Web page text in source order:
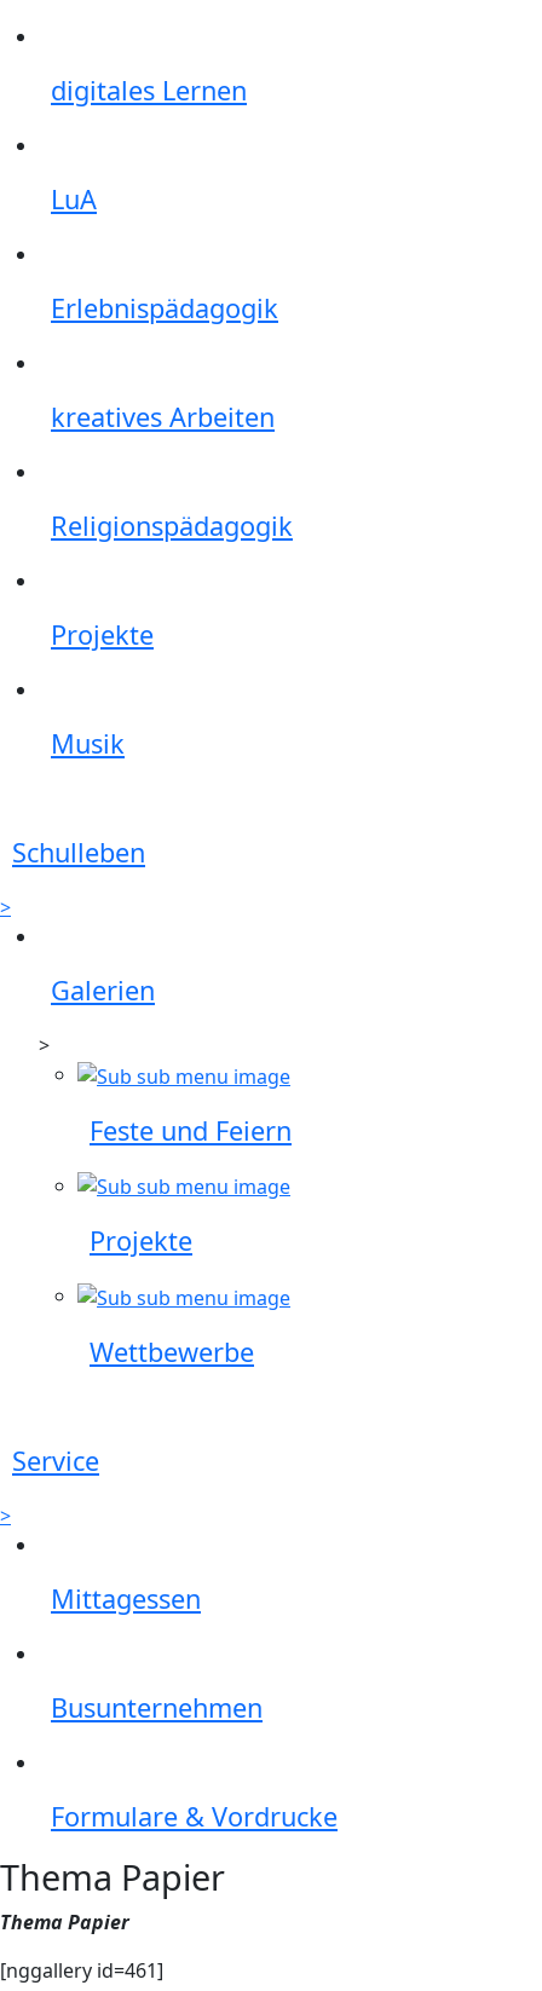
digitales Lernen
LuA
Erlebnispädagogik
kreatives Arbeiten
Religionspädagogik
Projekte
Musik
Schulleben
>
Galerien
>
Feste und Feiern
Projekte
Wettbewerbe
Service
>
Mittagessen
Busunternehmen
Formulare & Vordrucke
Thema Papier
Thema Papier
[nggallery id=461]